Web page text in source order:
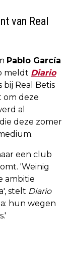
van Real
Pablo García
meldt Diario
Real Betis
om deze
al
deze zomer
een club
'Weinig
ambitie
stelt Diario
hun wegen